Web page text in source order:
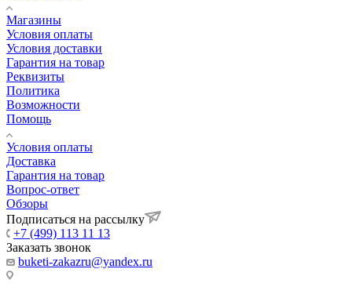
Магазины
Условия оплаты
Условия доставки
Гарантия на товар
Реквизиты
Политика
Возможности
Помощь
Условия оплаты
Доставка
Гарантия на товар
Вопрос-ответ
Обзоры
Подписаться на рассылку
+7 (499) 113 11 13
Заказать звонок
buketi-zakazru@yandex.ru